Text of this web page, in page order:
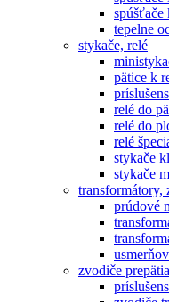
spúšťače
tepelne
stykače, relé
pätice k
relé do
relé do
relé
stykače
stykače
transformátory,
prúdové
zvodiče prepätia